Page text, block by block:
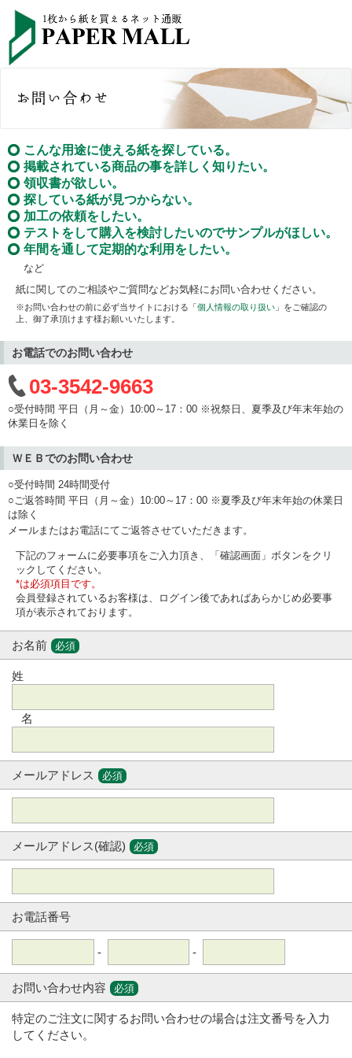
こんな用途に使える紙を探している。
掲載されている商品の事を詳しく知りたい。
領収書が欲しい。
探している紙が見つからない。
加工の依頼をしたい。
テストをして購入を検討したいのでサンプルがほしい。
年間を通して定期的な利用をしたい。
など
紙に関してのご相談やご質問などお気軽にお問い合わせください。
※お問い合わせの前に必ず当サイトにおける「個人情報の取り扱い 」をご確認の
上、御了承頂けます様お願いいたします。
お電話でのお問い合わせ
03-3542-9663
○受付時間 平日（月～金）10:00～17：00 ※祝祭日、夏季及び年末年始の
休業日を除く
ＷＥＢでのお問い合わせ
○受付時間 24時間受付
○ご返答時間 平日（月～金）10:00～17：00 ※夏季及び年末年始の休業日
は除く
メールまたはお電話にてご返答させていただきます。
下記のフォームに必要事項をご入力頂き、「確認画面」ボタンをクリ
ックしてください。
*は必須項目です。
会員登録されているお客様は、ログイン後であればあらかじめ必要事
項が表示されております。
お名前 必須
姓
名
メールアドレス 必須
メールアドレス(確認) 必須
お電話番号
- -
お問い合わせ内容 必須
特定のご注文に関するお問い合わせの場合は注文番号を入力
してください。